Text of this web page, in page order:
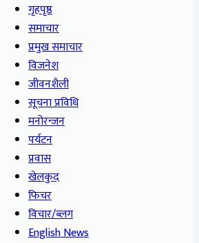
गृहपृष्ठ
समाचार
प्रमुख समाचार
विजनेश
जीवनशैली
सूचना प्रविधि
मनोरन्जन
पर्यटन
प्रवास
खेलकुद
फिचर
विचार/ब्लग
English News